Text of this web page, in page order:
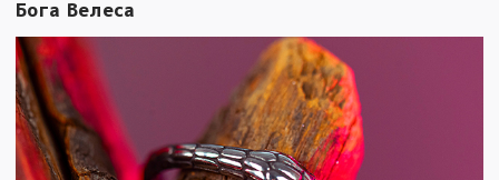
Бога Велеса